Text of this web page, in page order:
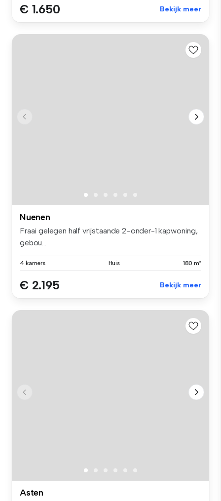
€ 1.650 Bekijk meer
Nuenen
Fraai gelegen half vrijstaande 2-onder-1 kapwoning,
gebou...
4 kamers Huis 180 m²
€ 2.195 Bekijk meer
Asten